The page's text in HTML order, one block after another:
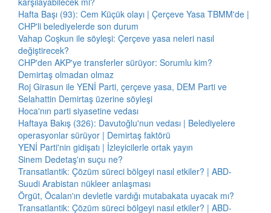
Hafta Başı (93): Cem Küçük olayı | Çerçeve Yasa TBMM'de |
CHP'li belediyelerde son durum
Vahap Coşkun ile söyleşi: Çerçeve yasa neleri nasıl
değiştirecek?
CHP'den AKP'ye transferler sürüyor: Sorumlu kim?
Demirtaş olmadan olmaz
Roj Girasun ile YENİ Parti, çerçeve yasa, DEM Parti ve
Selahattin Demirtaş üzerine söyleşi
Hoca'nın parti siyasetine vedası
Haftaya Bakış (326): Davutoğlu'nun vedası | Belediyelere
operasyonlar sürüyor | Demirtaş faktörü
YENİ Parti'nin gidişatı | İzleyicilerle ortak yayın
Sinem Dedetaş'ın suçu ne?
Transatlantik: Çözüm süreci bölgeyi nasıl etkiler? | ABD-
Suudi Arabistan nükleer anlaşması
Örgüt, Öcalan'ın devletle vardığı mutabakata uyacak mı?
Transatlantik: Çözüm süreci bölgeyi nasıl etkiler? | ABD-